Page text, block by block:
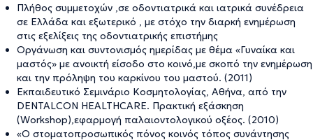
Πλήθος συμμετοχών ,σε οδοντιατρικά και ιατρικά συνέδρεια
σε Ελλάδα και εξωτερικό , με στόχο την διαρκή ενημέρωση
στις εξελίξεις της οδοντιατρικής επιστήμης
Οργάνωση και συντονισμός ημερίδας με θέμα «Γυναίκα και
μαστός» με ανοικτή είσοδο στο κοινό,με σκοπό την ενημέρωση
και την πρόληψη του καρκίνου του μαστού. (2011)
Εκπαιδευτικό Σεμινάριο Κοσμητολογίας, Αθήνα, από την
DENTALCON HEALTHCARE. Πρακτική εξάσκηση
(Workshop),εφαρμογή παλαιοντολογικού οξέος. (2010)
«Ο στοματοπροσωπικός πόνος κοινός τόπος συνάντησης